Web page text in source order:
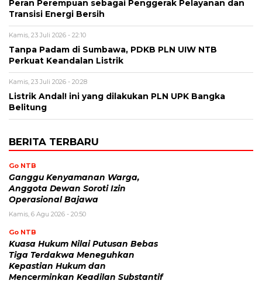
Peran Perempuan sebagai Penggerak Pelayanan dan
Transisi Energi Bersih
Kamis, 23 Juli 2026 - 22:10
Tanpa Padam di Sumbawa, PDKB PLN UIW NTB
Perkuat Keandalan Listrik
Kamis, 23 Juli 2026 - 20:28
Listrik Andal! ini yang dilakukan PLN UPK Bangka
Belitung
BERITA TERBARU
Go NTB
Ganggu Kenyamanan Warga,
Anggota Dewan Soroti Izin
Operasional Bajawa
Kamis, 6 Agu 2026 - 20:50
Go NTB
Kuasa Hukum Nilai Putusan Bebas
Tiga Terdakwa Meneguhkan
Kepastian Hukum dan
Mencerminkan Keadilan Substantif